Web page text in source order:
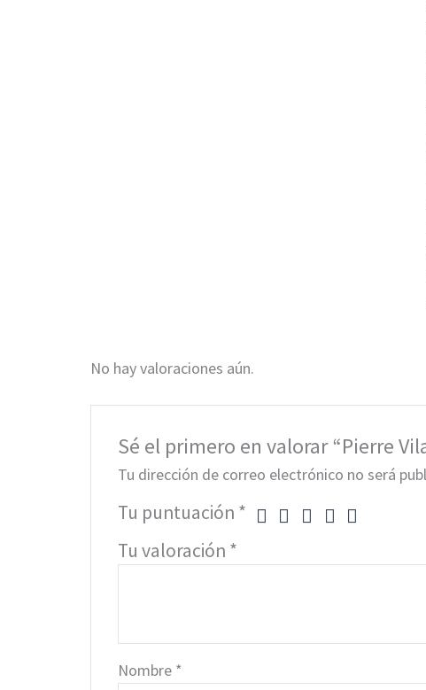
No hay valoraciones aún.
Sé el primero en valorar “Pierre
Tu dirección de correo electrónico no será
Tu puntuación *
Tu valoración *
Nombre *